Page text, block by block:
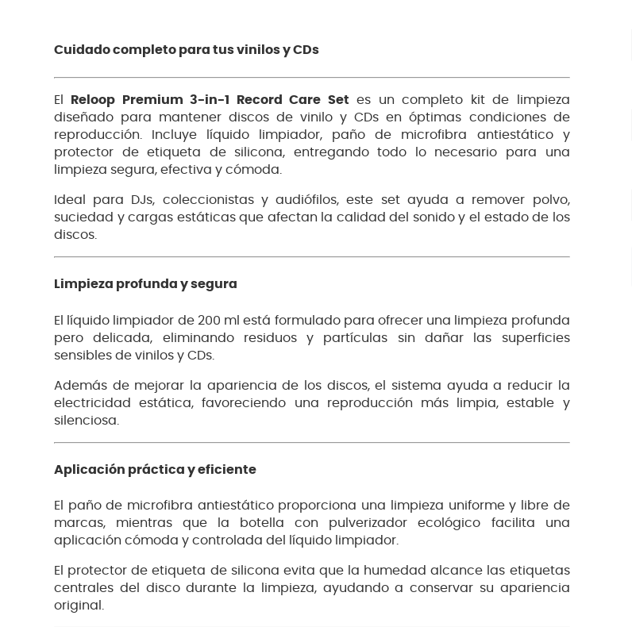
Cuidado completo para tus vinilos y CDs
El Reloop Premium 3-in-1 Record Care Set es un completo kit de limpieza
diseñado para mantener discos de vinilo y CDs en óptimas condiciones de
reproducción. Incluye líquido limpiador, paño de microfibra antiestático y
protector de etiqueta de silicona, entregando todo lo necesario para una
limpieza segura, efectiva y cómoda.
Ideal para DJs, coleccionistas y audiófilos, este set ayuda a remover polvo,
suciedad y cargas estáticas que afectan la calidad del sonido y el estado de los
discos.
Limpieza profunda y segura
El líquido limpiador de 200 ml está formulado para ofrecer una limpieza profunda
pero delicada, eliminando residuos y partículas sin dañar las superficies
sensibles de vinilos y CDs.
Además de mejorar la apariencia de los discos, el sistema ayuda a reducir la
electricidad estática, favoreciendo una reproducción más limpia, estable y
silenciosa.
Aplicación práctica y eficiente
El paño de microfibra antiestático proporciona una limpieza uniforme y libre de
marcas, mientras que la botella con pulverizador ecológico facilita una
aplicación cómoda y controlada del líquido limpiador.
El protector de etiqueta de silicona evita que la humedad alcance las etiquetas
centrales del disco durante la limpieza, ayudando a conservar su apariencia
original.